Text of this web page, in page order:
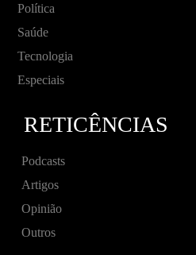
Política
Saúde
Tecnologia
Especiais
RETICÊNCIAS
Podcasts
Artigos
Opinião
Outros